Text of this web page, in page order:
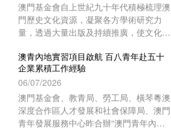
澳門基金會自上世紀九十年代積極梳理澳
門歷史文化資源，凝聚各方學術研究力
量，透過大量出版及持續推廣，使文化保
文化保育的關注。
澳青內地實習項目啟航 百八青年赴五十
企業累積工作經驗
06/07/2026
澳門基金會、教青局、勞工局、橫琴粵澳
深度合作區人才發展和社會保障局、澳門
青年發展服務中心昨合辦“澳門青年內地